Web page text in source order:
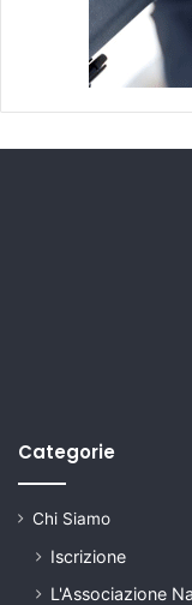
Categorie
Chi Siamo
Iscrizione
L'Associazione